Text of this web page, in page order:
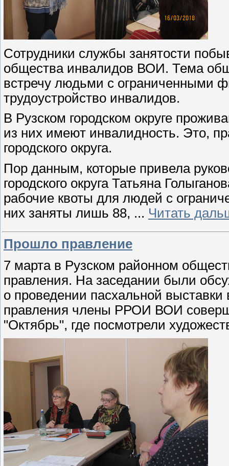
Сотрудники службы занятости
общества инвалидов ВОИ. Тема
встречу людьми с ограниченными
трудоустройство инвалидов.
В Рузском городском округе
из них имеют инвалидность. Это,
городского округа.
Пор данным, которые привела
городского округа Татьяна
рабочие квоты для людей с
них заняты лишь 88, ... Читать
Прошло правление
7 марта в Рузском районном
правления. На заседании были
о проведении пасхальной
правления члены РРОИ ВОИ
"Октябрь", где посмотрели